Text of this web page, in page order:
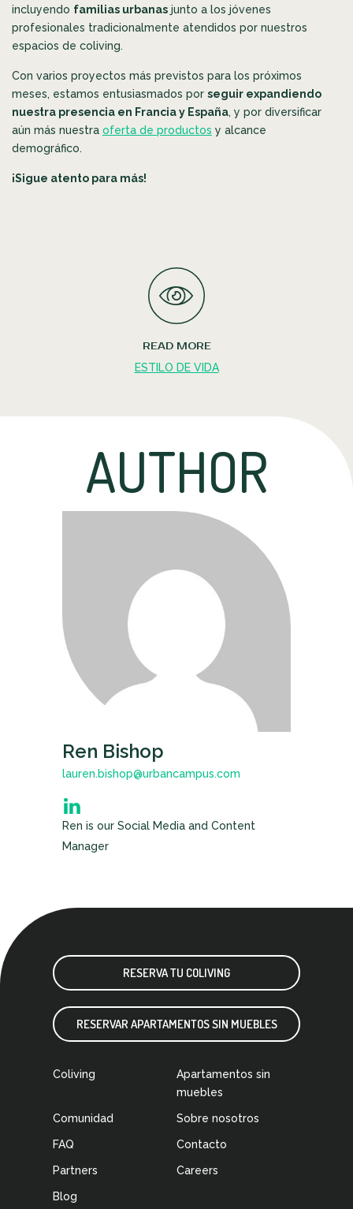
incluyendo familias urbanas junto a los jóvenes
profesionales tradicionalmente atendidos por nuestros
espacios de coliving.
Con varios proyectos más previstos para los próximos
meses, estamos entusiasmados por seguir expandiendo
nuestra presencia en Francia y España, y por diversificar
aún más nuestra oferta de productos y alcance
demográfico.
¡Sigue atento para más!
READ MORE
ESTILO DE VIDA
AUTHOR
Ren Bishop
lauren.bishop@urbancampus.com
Ren is our Social Media and Content
Manager
RESERVA TU COLIVING
RESERVAR APARTAMENTOS SIN MUEBLES
Coliving
Apartamentos sin
muebles
Comunidad Sobre nosotros
FAQ Contacto
Partners Careers
Blog